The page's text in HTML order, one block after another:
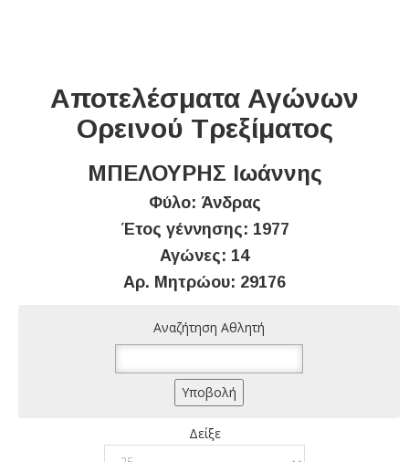
Αποτελέσματα Αγώνων
Ορεινού Τρεξίματος
ΜΠΕΛΟΥΡΗΣ Ιωάννης
Φύλο: Άνδρας
Έτος γέννησης: 1977
Αγώνες: 14
Αρ. Μητρώου: 29176
Αναζήτηση Αθλητή
Δείξε